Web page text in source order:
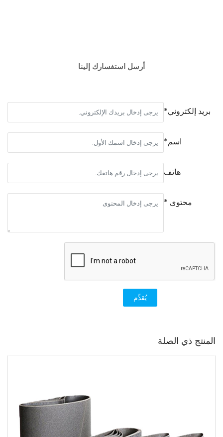
أرسل استفسارك إلينا
بريد إلكتروني*
اسم*
هاتف
محتوى *
يُقدِّم
المنتج ذي الصلة